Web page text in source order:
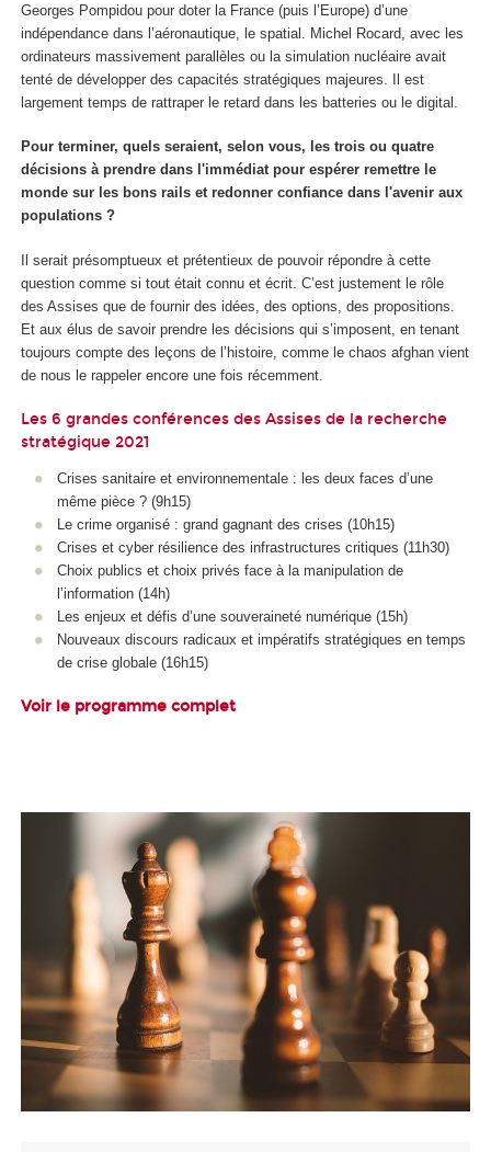
Georges Pompidou pour doter la France (puis l’Europe) d’une
indépendance dans l’aéronautique, le spatial. Michel Rocard, avec les
ordinateurs massivement parallèles ou la simulation nucléaire avait
tenté de développer des capacités stratégiques majeures. Il est
largement temps de rattraper le retard dans les batteries ou le digital.
Pour terminer, quels seraient, selon vous, les trois ou quatre
décisions à prendre dans l'immédiat pour espérer remettre le
monde sur les bons rails et redonner confiance dans l'avenir aux
populations ?
Il serait présomptueux et prétentieux de pouvoir répondre à cette
question comme si tout était connu et écrit. C’est justement le rôle
des Assises que de fournir des idées, des options, des propositions.
Et aux élus de savoir prendre les décisions qui s’imposent, en tenant
toujours compte des leçons de l’histoire, comme le chaos afghan vient
de nous le rappeler encore une fois récemment.
Les 6 grandes conférences des Assises de la recherche
stratégique 2021
Crises sanitaire et environnementale : les deux faces d’une
même pièce ? (9h15)
Le crime organisé : grand gagnant des crises (10h15)
Crises et cyber résilience des infrastructures critiques (11h30)
Choix publics et choix privés face à la manipulation de
l’information (14h)
Les enjeux et défis d’une souveraineté numérique (15h)
Nouveaux discours radicaux et impératifs stratégiques en temps
de crise globale (16h15)
Voir le programme complet